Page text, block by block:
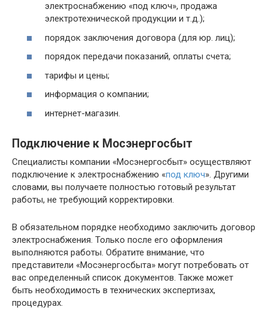
электроснабжению «под ключ», продажа
электротехнической продукции и т.д.);
порядок заключения договора (для юр. лиц);
порядок передачи показаний, оплаты счета;
тарифы и цены;
информация о компании;
интернет-магазин.
Подключение к Мосэнергосбыт
Специалисты компании «Мосэнергосбыт» осуществляют
подключение к электроснабжению «под ключ». Другими
словами, вы получаете полностью готовый результат
работы, не требующий корректировки.
В обязательном порядке необходимо заключить договор
электроснабжения. Только после его оформления
выполняются работы. Обратите внимание, что
представители «Мосэнергосбыта» могут потребовать от
вас определенный список документов. Также может
быть необходимость в технических экспертизах,
процедурах.